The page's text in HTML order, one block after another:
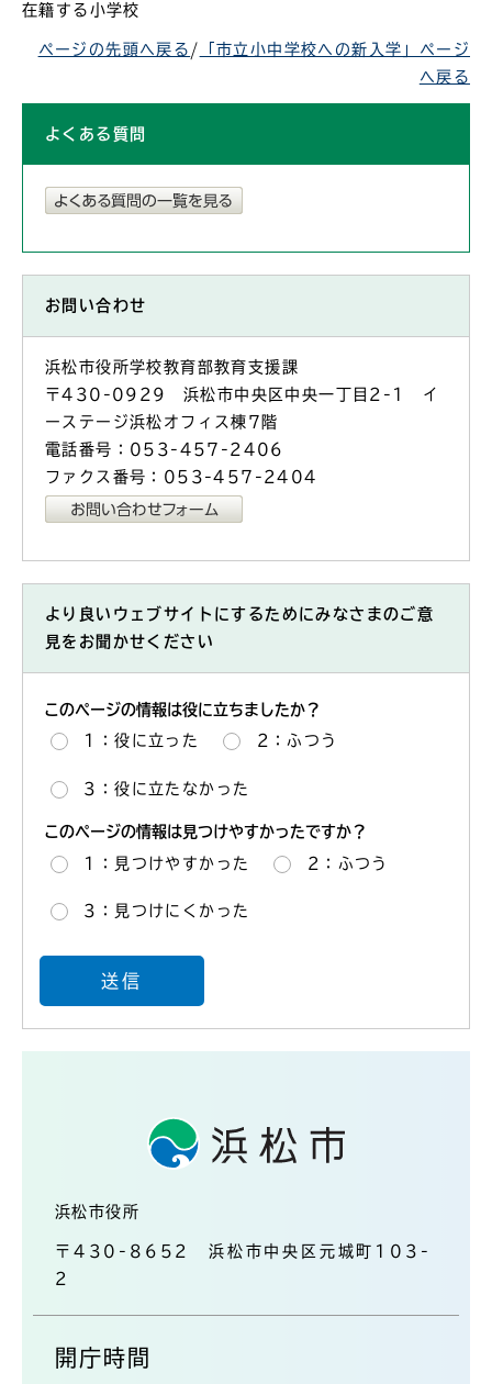
在籍する小学校
ページの先頭へ戻る /
「市立小中学校への新入学」ページ
へ戻る
よくある質問
お問い合わせ
浜松市役所学校教育部教育支援課
〒430-0929 浜松市中央区中央一丁目2-1 イ
ーステージ浜松オフィス棟7階
電話番号：053-457-2406
ファクス番号：053-457-2404
より良いウェブサイトにするためにみなさまのご意
見をお聞かせください
このページの情報は役に立ちましたか？
1：役に立った 2：ふつう
3：役に立たなかった
このページの情報は見つけやすかったですか？
1：見つけやすかった 2：ふつう
3：見つけにくかった
浜松市役所
〒430-8652 浜松市中央区元城町103-
2
開庁時間